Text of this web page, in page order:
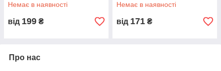
Немає в наявності
від 199 ₴
Немає в наявності
від 171 ₴
Про нас